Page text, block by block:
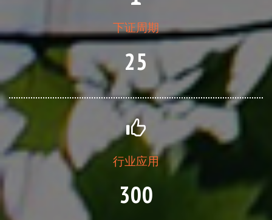
下证周期
25
行业应用
300